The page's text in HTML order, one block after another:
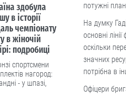
потужні
На думку
основні
оскільки
значних
потрібна в
Офіцери
здобула
в історії
чемпіонату
в жіночій
подробиці
спортсмени
нагород:
- у шпазі,